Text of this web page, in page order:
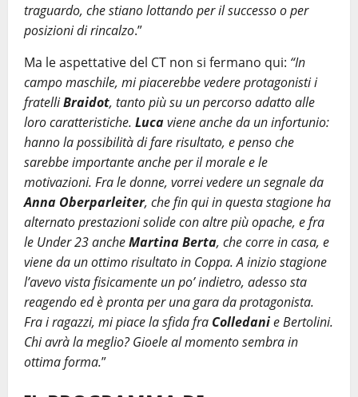
traguardo, che stiano lottando per il successo o per
posizioni di rincalzo.”
Ma le aspettative del CT non si fermano qui: “In
campo maschile, mi piacerebbe vedere protagonisti i
fratelliBraidot, tanto più su un percorso adatto alle
loro caratteristiche. Lucaviene anche da un infortunio:
hanno la possibilità di fare risultato, e penso che
sarebbe importante anche per il morale e le
motivazioni. Fra le donne, vorrei vedere un segnale da
Anna Oberparleiter, che fin qui in questa stagione ha
alternato prestazioni solide con altre più opache, e fra
le Under 23 ancheMartina Berta, che corre in casa, e
viene da un ottimo risultato in Coppa. A inizio stagione
l’avevo vista fisicamente un po’ indietro, adesso sta
reagendo ed è pronta per una gara da protagonista.
Fra i ragazzi, mi piace la sfida fra Colledanie Bertolini.
Chi avrà la meglio? Gioele al momento sembra in
ottima forma.”